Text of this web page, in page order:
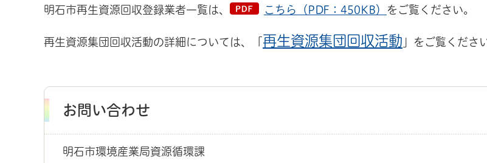
明石市再生資源回収登録業者一覧は、
こちら（PDF：450KB） をご覧ください。
再生資源集団回収活動の詳細については、「 再生資源集団回収活動 」をご覧くださ
お問い合わせ
明石市環境産業局資源循環課